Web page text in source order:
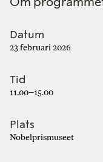
Datum
23 februari 2026
Tid
11.00–15.00
Plats
Nobelprismuseet